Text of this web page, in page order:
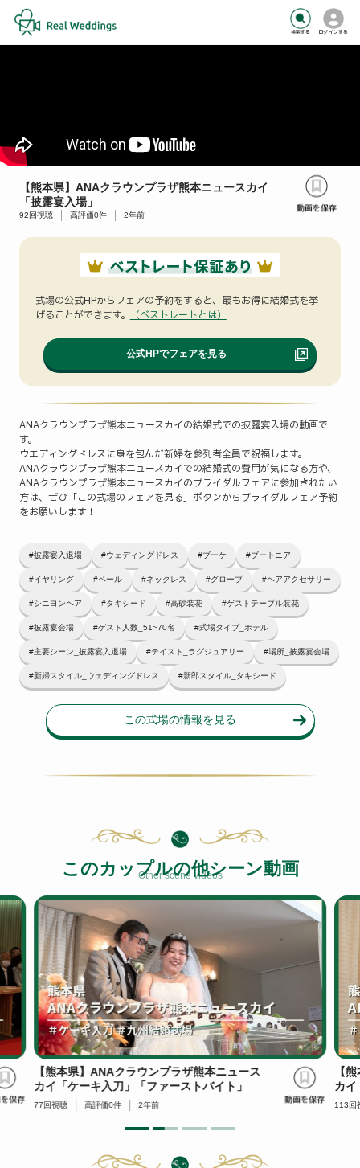
検索する ログインする
【熊本県】ANAクラウンプラザ熊本ニュースカイ
「披露宴入場」
92 回視聴 高評価0件 2年前
式場の公式HPからフェアの予約をすると、 最もお得に結婚式を挙
げることができます。
（ベストレートとは）
公式HPでフェアを見る
ANAクラウンプラザ熊本ニュースカイの結婚式での披露宴入場の動画で
す。
ウエディングドレスに身を包んだ新婦を参列者全員で祝福します。
ANAクラウンプラザ熊本ニュースカイでの結婚式の費用が気になる方や、
ANAクラウンプラザ熊本ニュースカイのブライダルフェアに参加されたい
方は、ぜひ「この式場のフェアを見る」ボタンからブライダルフェア予約
をお願いします！
#披露宴入退場 #ウェディングドレス #ブーケ #ブートニア
#イヤリング #ベール #ネックレス #グローブ #ヘアアクセサリー
#シニヨンヘア #タキシード #高砂装花 #ゲストテーブル装花
#披露宴会場 #ゲスト人数_51~70名 #式場タイプ_ホテル
#主要シーン_披露宴入退場 #テイスト_ラグジュアリー #場所_披露宴会場
#新婦スタイル_ウェディングドレス #新郎スタイル_タキシード
この式場の情報を見る
Other scene videos
このカップルの他シーン動画
【熊本県】ANAクラウンプラザ熊本ニュース
カイ「ケーキ入刀」「ファーストバイト」
77回視聴 高評価0件 2年前
【
カイ
113 回